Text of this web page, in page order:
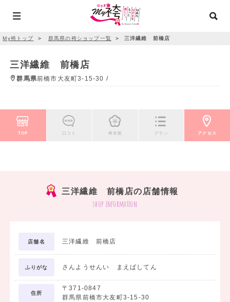
My袴トップ ＞ 群馬県の袴ショップ一覧 ＞ 三洋繊維 前橋店
三洋繊維 前橋店
群馬県前橋市大友町3-15-30 /
TOP 口コミ 袴衣装 プラン アクセス
三洋繊維 前橋店の店舗情報
shop information
店舗名 三洋繊維 前橋店
ふりがな さんようせんい まえばしてん
住所
〒371-0847
群馬県前橋市大友町3-15-30